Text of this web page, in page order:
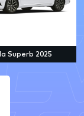
Superb 2025